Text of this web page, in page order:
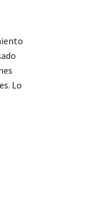
Lo